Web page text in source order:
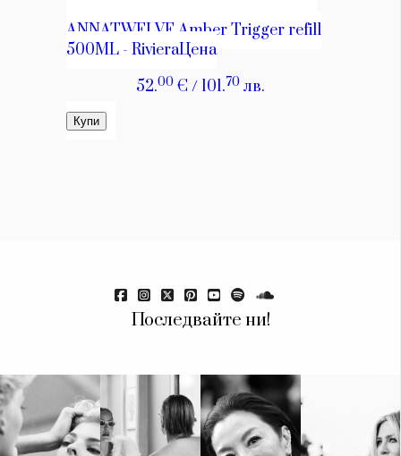
Последвайте ни!